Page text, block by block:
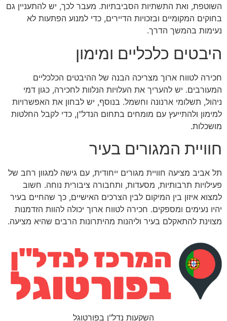
השוטפת, ואת התשתיות הסביבתיות. מעבר לכך, יש להתעניין גם
בחוקים המקומיים ובזכויות הדיירים, כדי למנוע הפתעות לא
נעימות בהמשך הדרך.
היבטים כלכליים ומימון
חכירה לטווח ארוך מצריכה הבנה של ההיבטים הכלכליים
המעורבים. יש להעריך את העלויות הנלוות לחכירה, כגון דמי
ניהול, תשלומי ארנונה וחשמל. בנוסף, יש לבחון את האפשרויות
למימון ולהתייעץ עם מומחים בתחום הנדל"ן, כדי לקבל החלטות
מושכלות.
חוויית המגורים בעיר
תל אביב מציעה חוויית מגורים ייחודית, עם גישה למגוון רחב של
פעילויות תרבותיות, מסעדות, ותחבורה ציבורית נוחה. חשוב
למצוא איזון בין המיקום לבין הצרכים האישיים, כך שהחיים בעיר
יהיו נעימים ומספקים. חכירה לטווח ארוך יכולה להוות הזדמנות
מצוינת להתאקלם בעיר וליהנות מהיתרונות הרבים שהיא מציעה.
השקעות נדל"ן בפורטוגל